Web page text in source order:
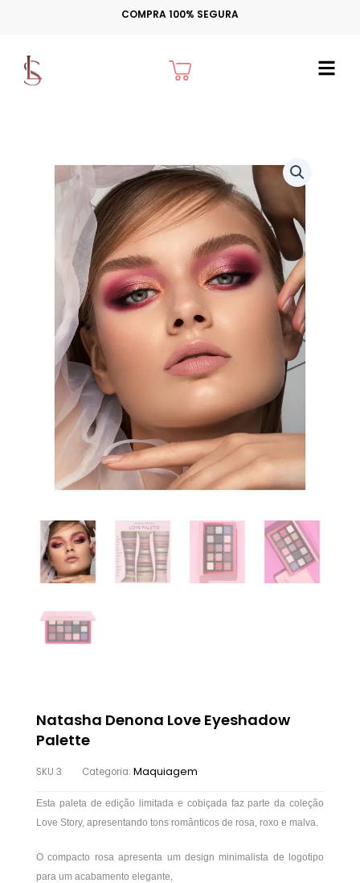
conteúdo
COMPRA 100% SEGURA
Cart
Natasha Denona Love Eyeshadow
Palette
SKU 3 Categoria: Maquiagem
Esta paleta de edição limitada e cobiçada faz parte da coleção
Love Story, apresentando tons românticos de rosa, roxo e malva.
O compacto rosa apresenta um design minimalista de logotipo
para um acabamento elegante,